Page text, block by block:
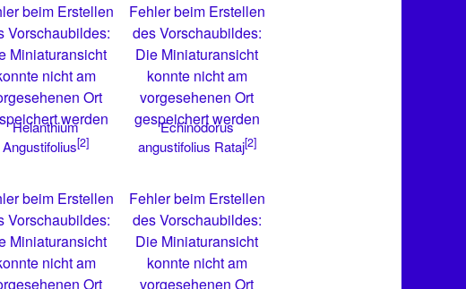
beim Erstellen
Vorschaubildes:
Miniaturansicht
nicht am
Ort
werden
Helanthium
Angustifolius[2]
Fehler beim Erstellen
des Vorschaubildes:
Die Miniaturansicht
konnte nicht am
vorgesehenen Ort
gespeichert werden
Echinodorus
angustifolius Rataj[2]
beim Erstellen
Vorschaubildes:
Miniaturansicht
nicht am
Ort
Fehler beim Erstellen
des Vorschaubildes:
Die Miniaturansicht
konnte nicht am
vorgesehenen Ort